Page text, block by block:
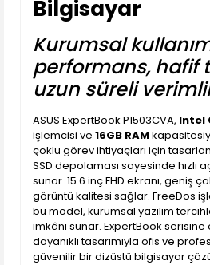
Bilgisayar
Kurumsal
performans, hafif
uzun süreli
ASUS ExpertBook P1503CVA, Intel
işlemcisi ve 16GB RAM
çoklu görev ihtiyaçları için
SSD depolaması sayesinde hızlı
sunar. 15.6 inç FHD ekranı, geniş
görüntü kalitesi sağlar. FreeDos
bu model, kurumsal yazılım
imkânı sunar. ExpertBook
dayanıklı tasarımıyla ofis ve
güvenilir bir dizüstü bilgisayar